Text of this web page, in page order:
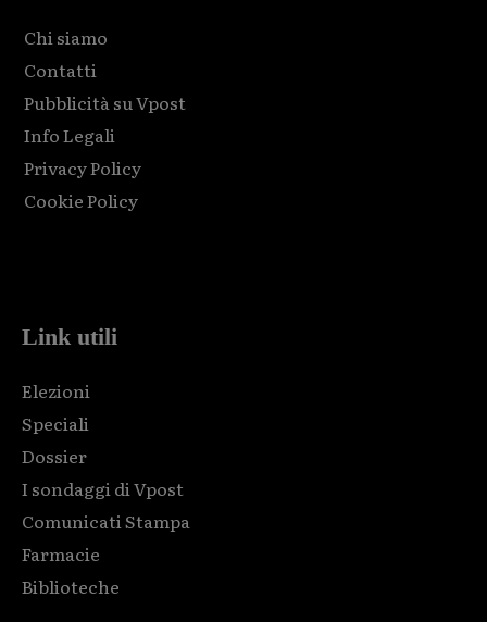
Chi siamo
Contatti
Pubblicità su Vpost
Info Legali
Privacy Policy
Cookie Policy
Link utili
Elezioni
Speciali
Dossier
I sondaggi di Vpost
Comunicati Stampa
Farmacie
Biblioteche